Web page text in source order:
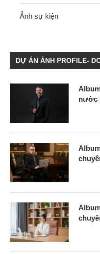
Ảnh sự kiện
DỰ ÁN ẢNH PROFILE-
nước